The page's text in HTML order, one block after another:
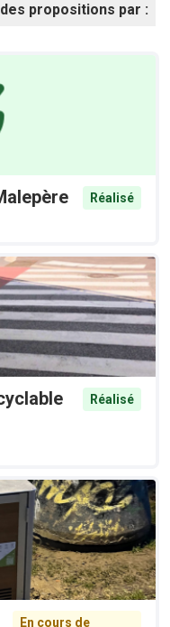
propositions par :
Réalisé
Réalisé
En cours de